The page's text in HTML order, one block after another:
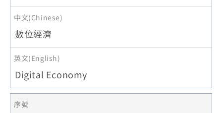
數位經濟
Digital Economy